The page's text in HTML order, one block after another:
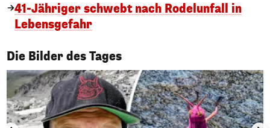
41-Jähriger schwebt nach Rodelunfall in
Lebensgefahr
Die Bilder des Tages
1/50